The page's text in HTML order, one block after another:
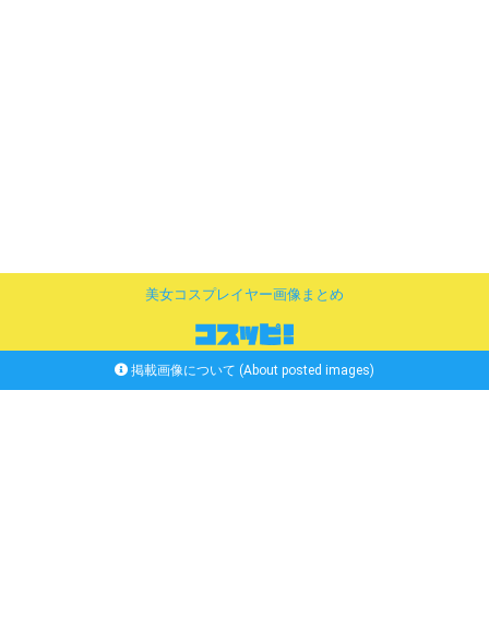
美女コスプレイヤー画像まとめ
掲載画像について (About posted images)